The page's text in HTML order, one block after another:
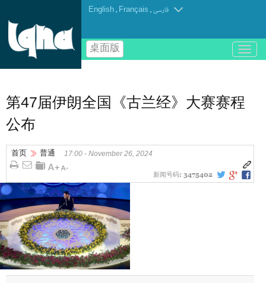
English . Français .فارسی
桌面版
باز
و
第47届伊朗全国《古兰经》大赛赛程
公布
首页 普通 17:00 - November 26, 2024
新闻号码: 3475402